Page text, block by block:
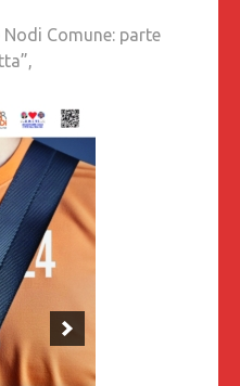
Nodi Comune: parte